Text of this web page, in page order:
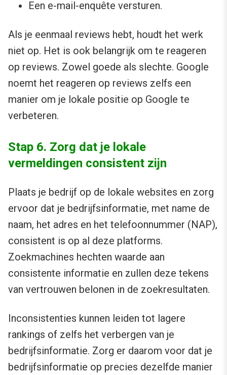
Een e-mail-enquête versturen.
Als je eenmaal reviews hebt, houdt het werk
niet op. Het is ook belangrijk om te reageren
op reviews. Zowel goede als slechte. Google
noemt het reageren op reviews zelfs een
manier om je lokale positie op Google te
verbeteren.
Stap 6. Zorg dat je lokale
vermeldingen consistent zijn
Plaats je bedrijf op de lokale websites en zorg
ervoor dat je bedrijfsinformatie, met name de
naam, het adres en het telefoonnummer (NAP),
consistent is op al deze platforms.
Zoekmachines hechten waarde aan
consistente informatie en zullen deze tekens
van vertrouwen belonen in de zoekresultaten.
Inconsistenties kunnen leiden tot lagere
rankings of zelfs het verbergen van je
bedrijfsinformatie. Zorg er daarom voor dat je
bedrijfsinformatie op precies dezelfde manier